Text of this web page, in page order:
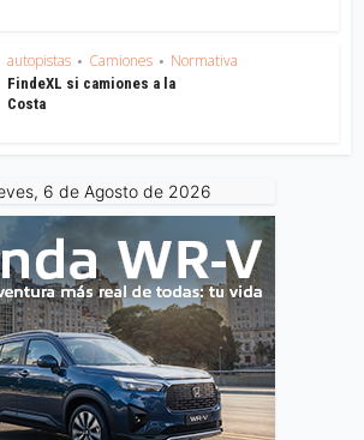
autopistas • Camiones • Normativa
FindeXL si camiones a la
Costa
6 de Agosto de 2026